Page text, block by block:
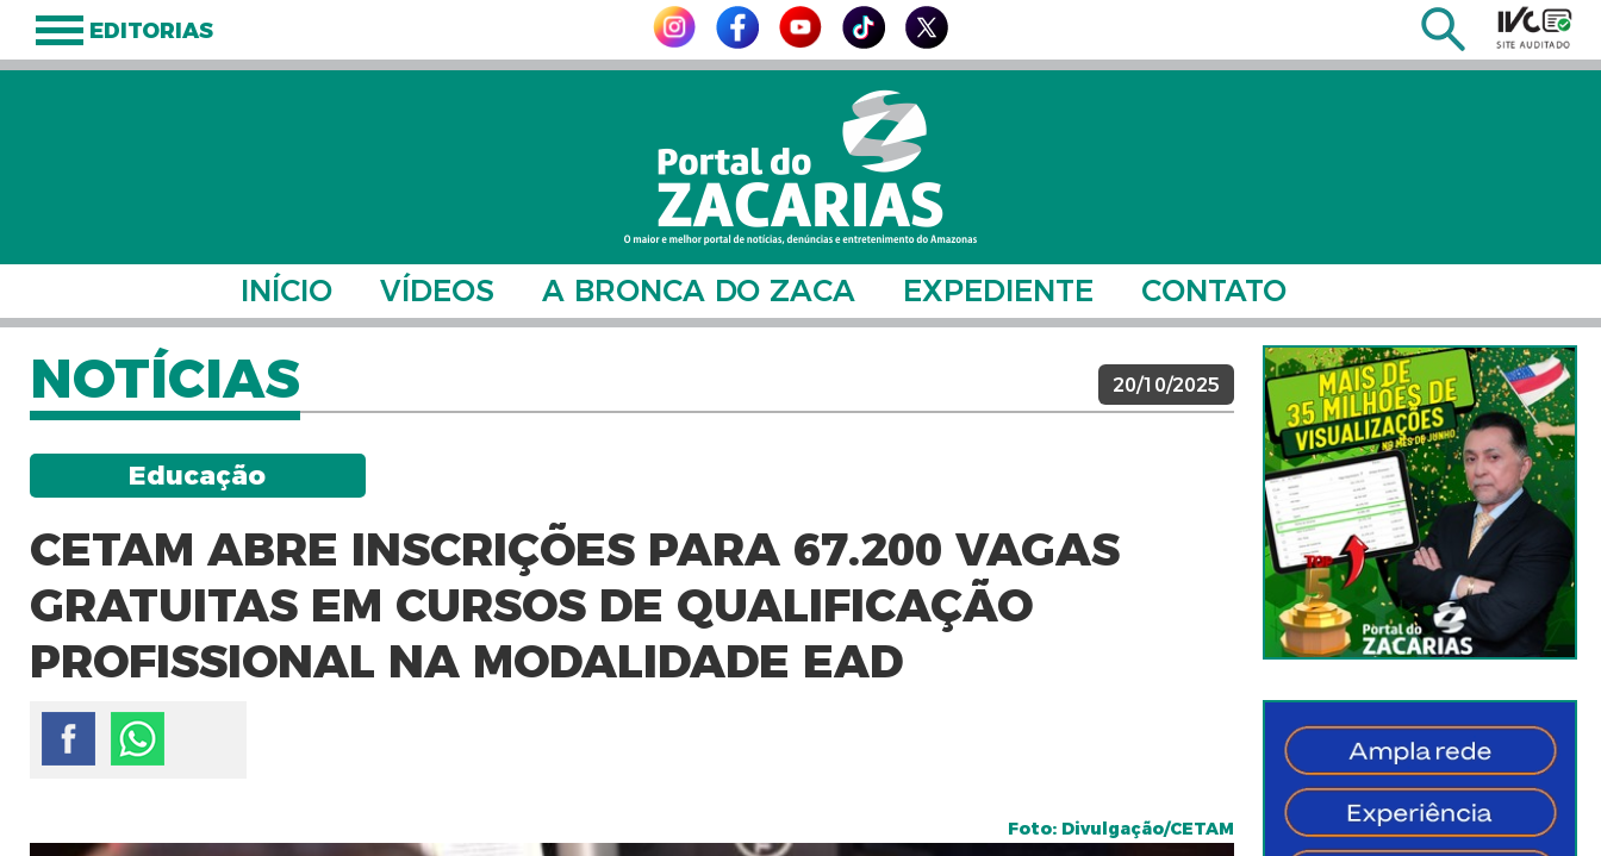
EDITORIAS
INÍCIO VÍDEOS A BRONCA DO ZACA EXPEDIENTE CONTATO
NOTÍCIAS 20/10/2025
Educação
CETAM ABRE INSCRIÇÕES PARA 67.200 VAGAS
GRATUITAS EM CURSOS DE QUALIFICAÇÃO
PROFISSIONAL NA MODALIDADE EAD
Foto: Divulgação/CETAM